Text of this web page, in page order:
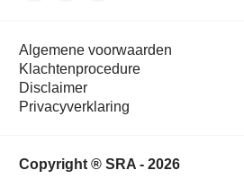
Algemene voorwaarden
Klachtenprocedure
Disclaimer
Privacyverklaring
Copyright ® SRA - 2026